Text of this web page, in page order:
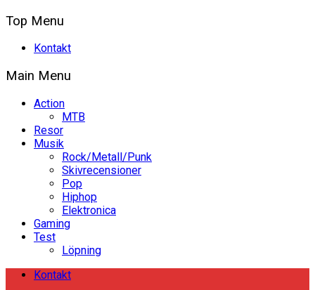
Top Menu
Kontakt
Main Menu
Action
MTB
Resor
Musik
Rock/Metall/Punk
Skivrecensioner
Pop
Hiphop
Elektronica
Gaming
Test
Löpning
Kontakt